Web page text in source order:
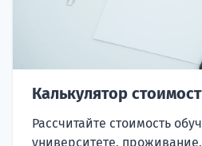
Калькулятор
Рассчитайте стоимость
университете,